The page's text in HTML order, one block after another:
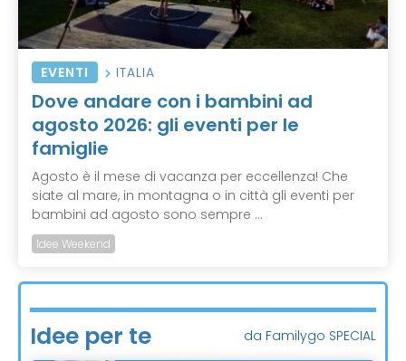
EVENTI ITALIA
Dove andare con i bambini ad
agosto 2026: gli eventi per le
famiglie
Agosto è il mese di vacanza per eccellenza! Che
siate al mare, in montagna o in città gli eventi per
bambini ad agosto sono sempre ...
Idee Weekend
Idee per te da Familygo SPECIAL